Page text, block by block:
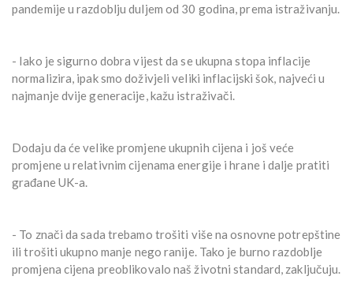
pandemije u razdoblju duljem od 30 godina, prema istraživanju.
- Iako je sigurno dobra vijest da se ukupna stopa inflacije
normalizira, ipak smo doživjeli veliki inflacijski šok, najveći u
najmanje dvije generacije, kažu istraživači.
Dodaju da će velike promjene ukupnih cijena i još veće
promjene u relativnim cijenama energije i hrane i dalje pratiti
građane UK-a.
- To znači da sada trebamo trošiti više na osnovne potrepštine
ili trošiti ukupno manje nego ranije. Tako je burno razdoblje
promjena cijena preoblikovalo naš životni standard, zaključuju.